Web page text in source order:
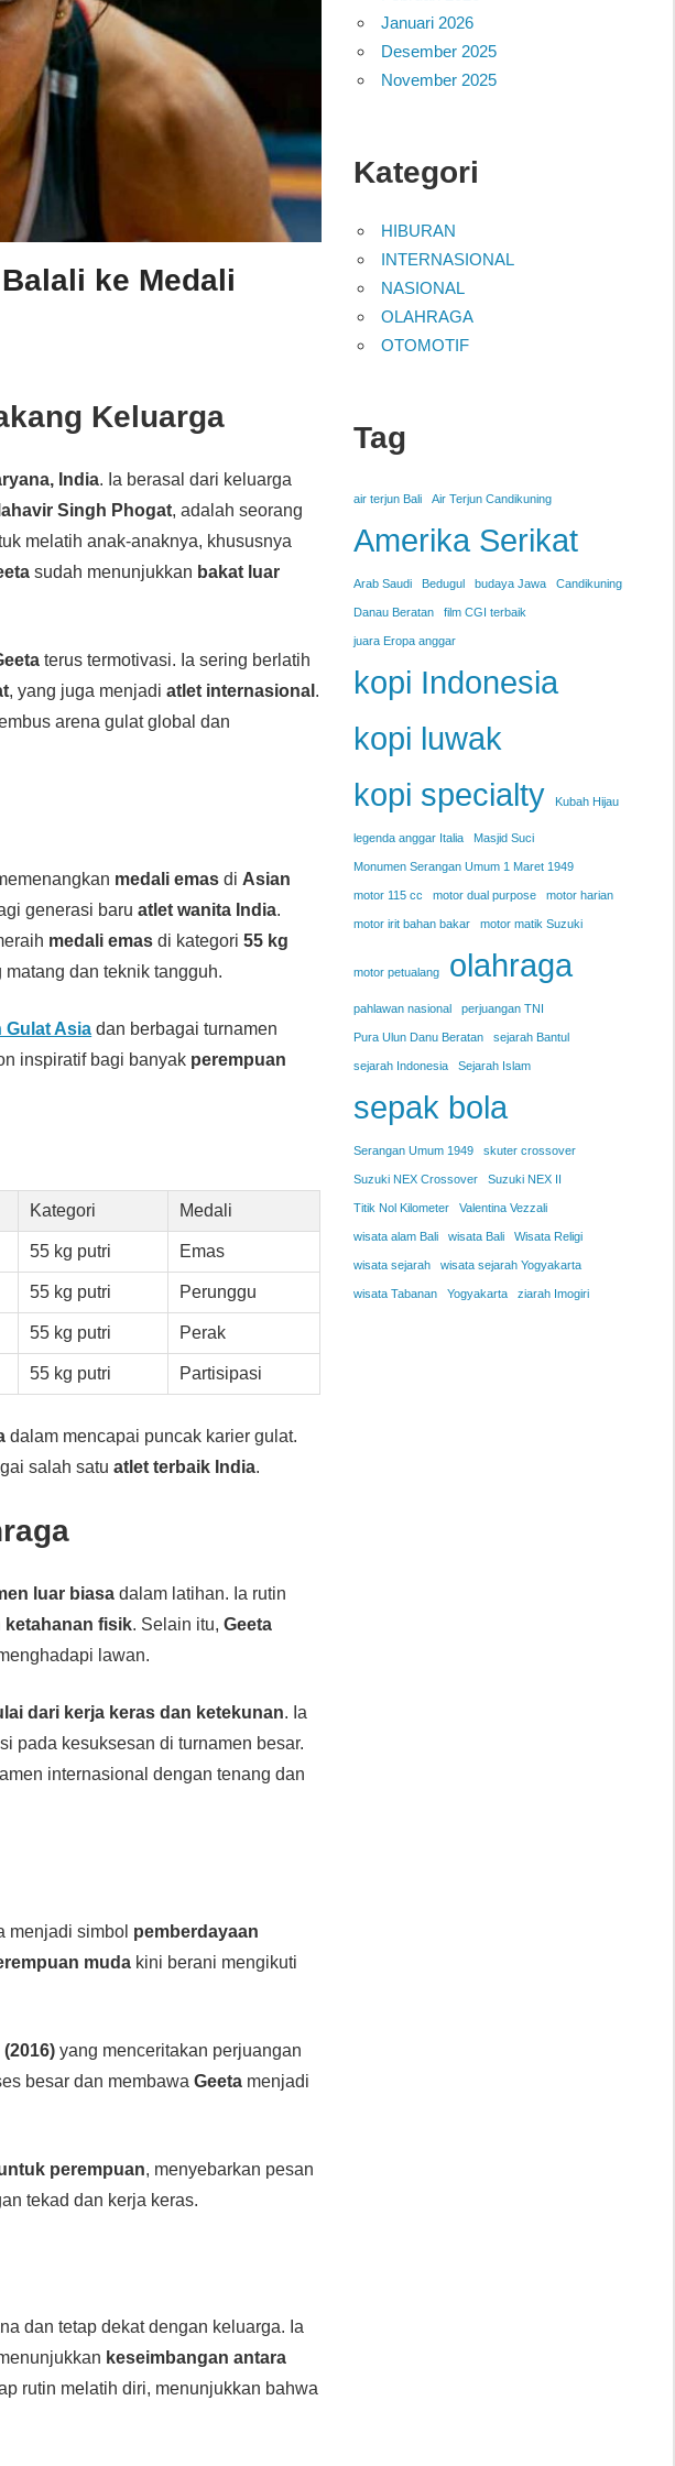
ke Medali
Keluarga
India. Ia berasal dari keluarga
Singh Phogat, adalah seorang
melatih anak-anaknya, khususnya
sudah menunjukkan bakat luar
terus termotivasi. Ia sering berlatih
, yang juga menjadiatlet internasional .
arena gulat global dan
medali emas di Asian
generasi baruatlet wanita India.
medali emas di kategori55 kg
dan teknik tangguh.
Gulat Asia dan berbagai turnamen
inspiratif bagi banyak perempuan
Kategori Medali
55 kg putri Emas
55 kg putri Perunggu
55 kg putri Perak
55 kg putri Partisipasi
dalam mencapai puncak karier gulat.
salah satuatlet terbaik India.
luar biasa dalam latihan. Ia rutin
ketahanan fisik. Selain itu,Geeta
lawan.
dari kerja keras dan ketekunan. Ia
pada kesuksesan di turnamen besar.
internasional dengan tenang dan
menjadi simbol pemberdayaan
muda kini berani mengikuti
(2016) yang menceritakan perjuangan
besar dan membawaGeeta menjadi
perempuan, menyebarkan pesan
tekad dan kerja keras.
dan tetap dekat dengan keluarga. Ia
keseimbangan antara
rutin melatih diri, menunjukkan bahwa
Januari 2026
Desember 2025
November 2025
Kategori
HIBURAN
INTERNASIONAL
NASIONAL
OLAHRAGA
OTOMOTIF
Tag
air terjun Bali Air Terjun Candikuning
Amerika Serikat
Arab Saudi Bedugul budaya Jawa Candikuning
Danau Beratan film CGI terbaik
juara Eropa anggar
kopi Indonesia
kopi luwak
kopi specialty
Kubah Hijau
legenda anggar Italia Masjid Suci
Monumen Serangan Umum 1 Maret 1949
motor 115 cc motor dual purpose motor harian
motor irit bahan bakar motor matik Suzuki
motor petualang olahraga
pahlawan nasional perjuangan TNI
Pura Ulun Danu Beratan sejarah Bantul
sejarah Indonesia Sejarah Islam
sepak bola
Serangan Umum 1949 skuter crossover
Suzuki NEX Crossover Suzuki NEX II
Titik Nol Kilometer Valentina Vezzali
wisata alam Bali wisata Bali Wisata Religi
wisata sejarah wisata sejarah Yogyakarta
wisata Tabanan Yogyakarta ziarah Imogiri